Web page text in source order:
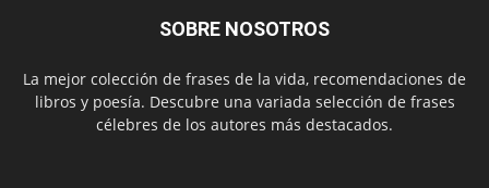
SOBRE NOSOTROS
La mejor colección de frases de la vida, recomendaciones de
libros y poesía. Descubre una variada selección de frases
célebres de los autores más destacados.